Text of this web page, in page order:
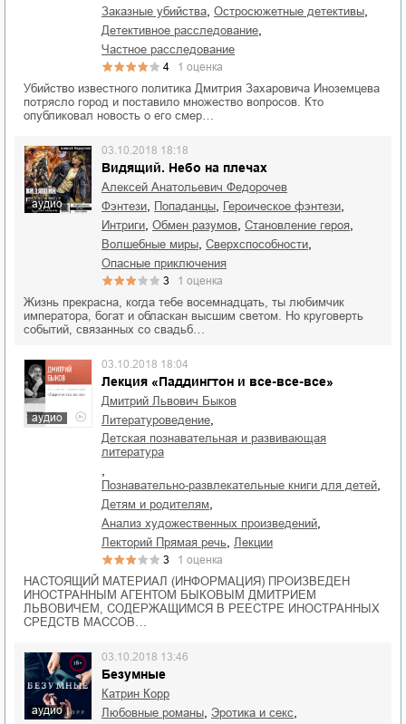
заказные убийства остросюжетные детективы
детективное расследование
частное расследование
4 1 оценка
Убийство известного политика Дмитрия Захаровича Иноземцева
потрясло город и поставило множество вопросов. Кто
опубликовал новость о его смер…
аудио
Видящий. Небо на плечах
03.10.2018 18:18
Алексей Анатольевич Федорочев
фэнтези
попаданцы героическое фэнтези
интриги обмен разумов становление героя
волшебные миры сверхспособности
опасные приключения
3 1 оценка
Жизнь прекрасна, когда тебе восемнадцать, ты любимчик
императора, богат и обласкан высшим светом. Но круговерть
событий, связанных со свадьб…
аудио
Лекция «Паддингтон и все-все-все»
03.10.2018 18:04
Дмитрий Львович Быков
литературоведение
детская познавательная и развивающая
литература
познавательно-развлекательные книги для детей
детям и родителям
анализ художественных произведений
лекторий Прямая речь лекции
3 1 оценка
НАСТОЯЩИЙ МАТЕРИАЛ (ИНФОРМАЦИЯ) ПРОИЗВЕДЕН
ИНОСТРАННЫМ АГЕНТОМ БЫКОВЫМ ДМИТРИЕМ
ЛЬВОВИЧЕМ, СОДЕРЖАЩИМСЯ В РЕЕСТРЕ ИНОСТРАННЫХ
СРЕДСТВ МАССОВ…
аудио
Безумные
03.10.2018 13:46
Катрин Корр
любовные романы
эротика и секс